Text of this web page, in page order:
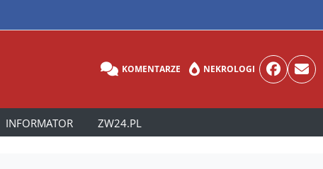
KOMENTARZE NEKROLOGI
INFORMATOR ZW24.PL